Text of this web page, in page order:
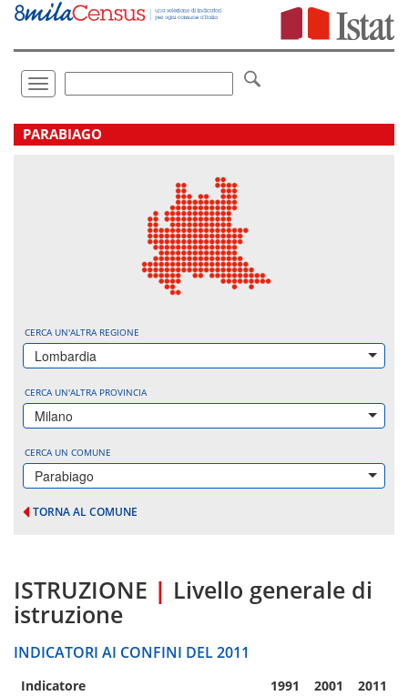
Vai
direttamente
Toggle
navigation
.
PARABIAGO
CERCA UN'ALTRA REGIONE
Lombardia
CERCA UN'ALTRA PROVINCIA
Milano
CERCA UN COMUNE
Parabiago
TORNA AL COMUNE
ISTRUZIONE | Livello generale di
istruzione
INDICATORI AI CONFINI DEL 2011
Indicatore 1991 2001 2011